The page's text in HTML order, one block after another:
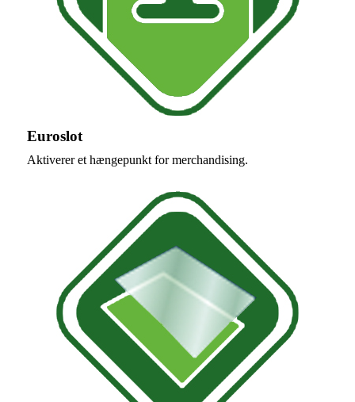
Euroslot
Aktiverer et hængepunkt for merchandising.